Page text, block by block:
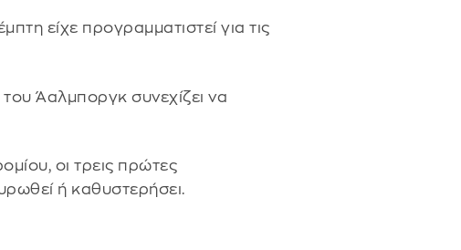
είχε προγραμματιστεί για τις
Άαλμποργκ συνεχίζει να
οι τρεις πρώτες
ή καθυστερήσει.